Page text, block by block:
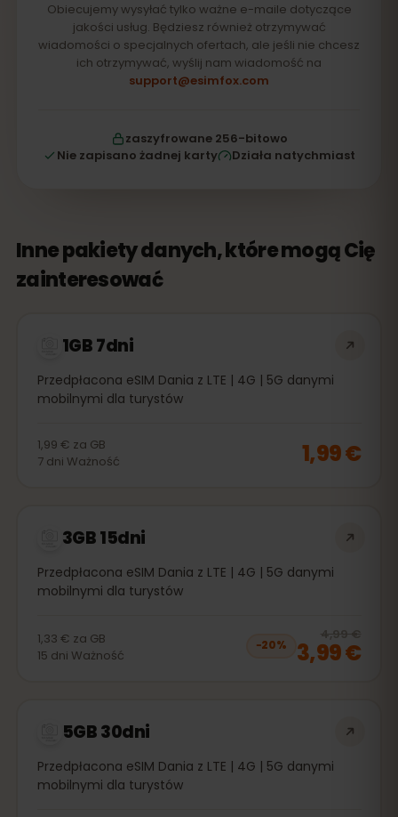
Obiecujemy wysyłać tylko ważne e-maile dotyczące
jakości usług. Będziesz również otrzymywać
wiadomości o specjalnych ofertach, ale jeśli nie chcesz
ich otrzymywać, wyślij nam wiadomość na
support@esimfox.com
zaszyfrowane 256-bitowo
Nie zapisano żadnej karty
Działa natychmiast
Inne pakiety danych, które mogą Cię
zainteresować
1GB 7dni
Przedpłacona eSIM Dania z LTE | 4G | 5G danymi
mobilnymi dla turystów
1,99 € za GB
7 dni Ważność 1,99 €
3GB 15dni
Przedpłacona eSIM Dania z LTE | 4G | 5G danymi
mobilnymi dla turystów
1,33 € za GB
15 dni Ważność
−20%
4,99 €
3,99 €
5GB 30dni
Przedpłacona eSIM Dania z LTE | 4G | 5G danymi
mobilnymi dla turystów